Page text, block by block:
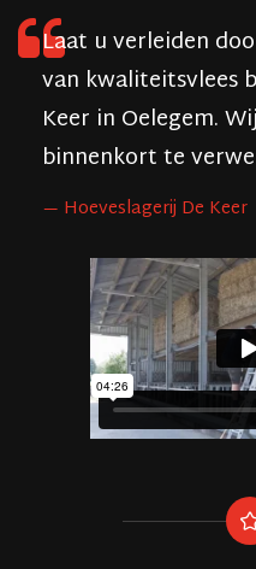
Laat u verleiden
van kwaliteitsvlees
Keer in Oelegem.
binnenkort te
Hoeveslagerij De Keer